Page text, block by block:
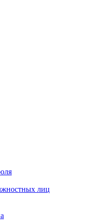
лиц